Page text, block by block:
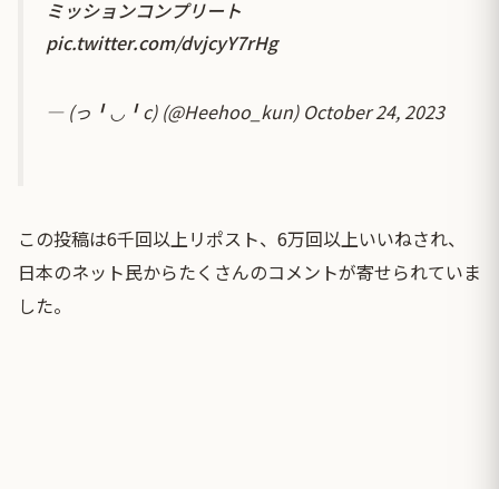
ミッションコンプリート
pic.twitter.com/dvjcyY7rHg
— (っ╹◡╹c) (@Heehoo_kun) October 24, 2023
この投稿は6千回以上リポスト、6万回以上いいねされ、
日本のネット民からたくさんのコメントが寄せられていま
した。